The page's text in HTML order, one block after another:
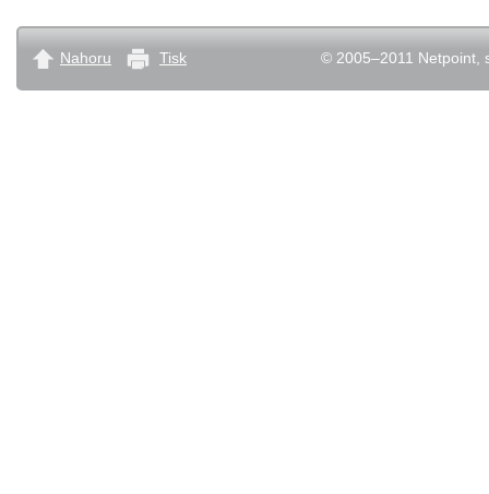
© 2005–2011 Netpoint,
Nahoru Tisk